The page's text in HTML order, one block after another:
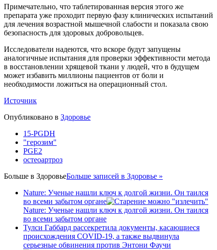
Примечательно, что таблетированная версия этого же
препарата уже проходит первую фазу клинических испытаний
для лечения возрастной мышечной слабости и показала свою
безопасность для здоровых добровольцев.
Исследователи надеются, что вскоре будут запущены
аналогичные испытания для проверки эффективности метода
в восстановлении хрящевой ткани у людей, что в будущем
может избавить миллионы пациентов от боли и
необходимости ложиться на операционный стол.
Источник
Опубликовано в Здоровье
15-PGDH
"герозим"
PGE2
остеоартроз
Больше в ЗдоровьеБольше записей в Здоровье »
Nature: Ученые нашли ключ к долгой жизни. Он таился
во всеми забытом органе
Nature: Ученые нашли ключ к долгой жизни. Он таился
во всеми забытом органе
Тулси Габбард рассекретила документы, касающиеся
происхождения COVID-19, а также выдвинула
серьезные обвинения против Энтони Фаучи